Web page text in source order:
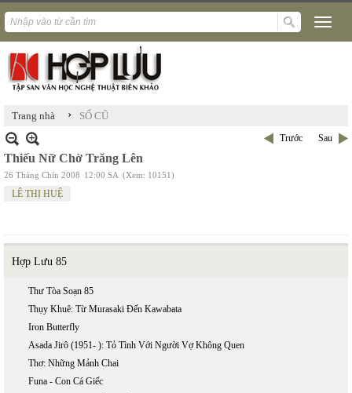
Trang nhà › SỐ CŨ
Trước Sau
Thiếu Nữ Chờ Trăng Lên
26 Tháng Chín 2008 12:00 SA (Xem: 10151)
LÊ THỊ HUỆ
Hợp Lưu 85
Thư Tòa Soạn 85
Thụy Khuê: Từ Murasaki Đến Kawabata
Iron Butterfly
Asada Jirô (1951- ): Tỏ Tình Với Người Vợ Không Quen
Thơ: Những Mảnh Chai
Funa - Con Cá Giếc